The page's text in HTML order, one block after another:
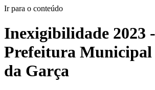
Ir para o conteúdo
Inexigibilidade 2023 -
Prefeitura
da Garça